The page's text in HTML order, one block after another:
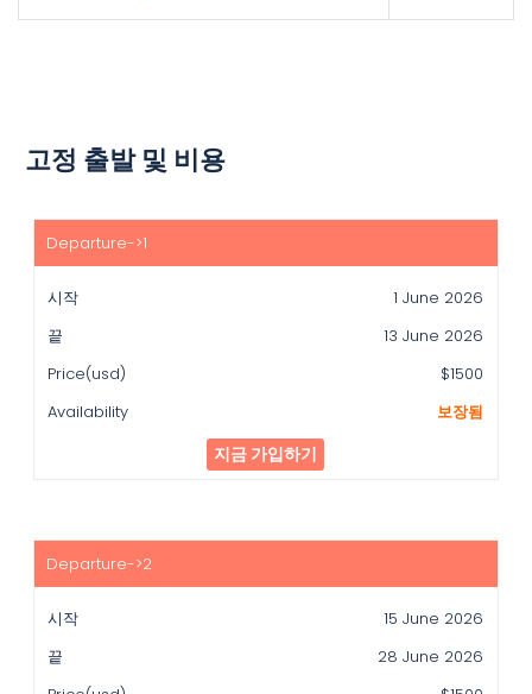
고정 출발 및 비용
시
작
끝
Price(usd)
Availability
1 June 2026
13 June 2026
$1500
보장됨
지금 가입하기
15 June 2026
28 June 2026